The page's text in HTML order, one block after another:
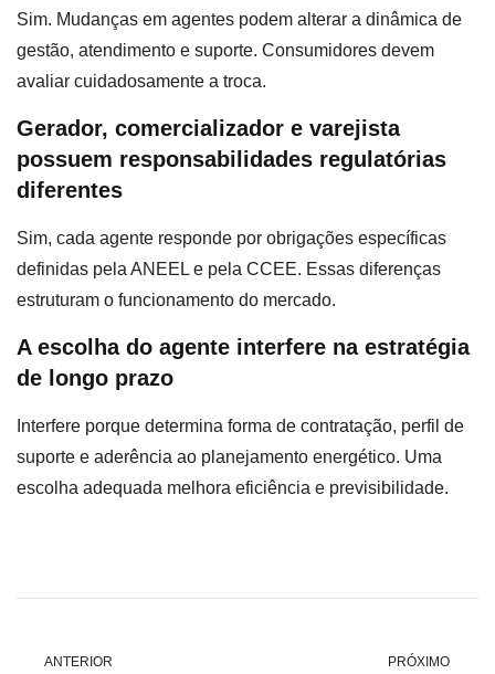
Sim. Mudanças em agentes podem alterar a dinâmica de
gestão, atendimento e suporte. Consumidores devem
avaliar cuidadosamente a troca.
Gerador, comercializador e varejista
possuem responsabilidades regulatórias
diferentes
Sim, cada agente responde por obrigações específicas
definidas pela ANEEL e pela CCEE. Essas diferenças
estruturam o funcionamento do mercado.
A escolha do agente interfere na estratégia
de longo prazo
Interfere porque determina forma de contratação, perfil de
suporte e aderência ao planejamento energético. Uma
escolha adequada melhora eficiência e previsibilidade.
ANTERIOR PRÓXIMO